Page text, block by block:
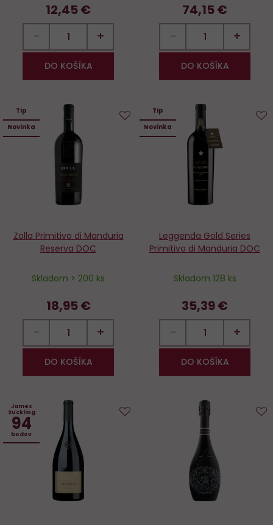
12,45 €
− +
DO KOŠÍKA
74,15 €
− +
DO KOŠÍKA
Tip
Novinka
Zolla Primitivo di Manduria
Reserva DOC
Skladom > 200 ks
18,95 €
− +
DO KOŠÍKA
Tip
Novinka
Leggenda Gold Series
Primitivo di Manduria DOC
Skladom 128 ks
35,39 €
− +
DO KOŠÍKA
James
Suckling
94
bodov